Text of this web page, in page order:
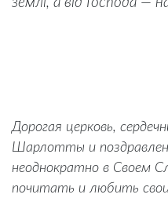
Дорогая церковь,
Шарлотты и
неоднократно в Своем
почитать и любить